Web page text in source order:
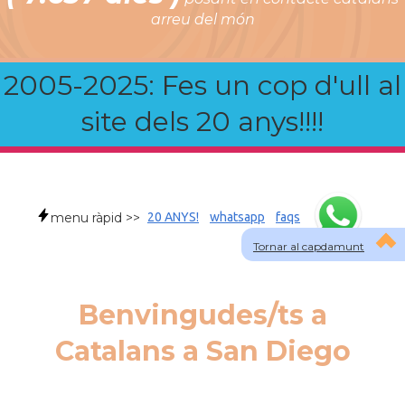
arreu del món
2005-2025: Fes un cop d'ull al
site dels 20 anys!!!!
Tornar al capdamunt
menu ràpid >> 20 ANYS! whatsapp faqs
Benvingudes/ts a
Catalans a San Diego